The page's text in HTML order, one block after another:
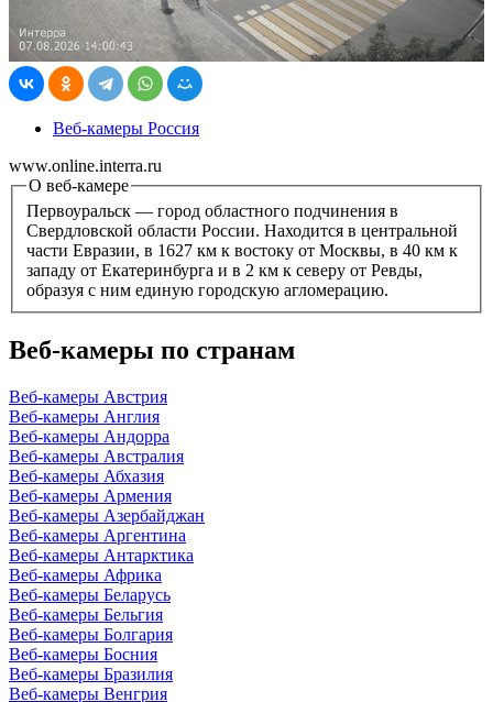
Веб-камеры Россия
www.online.interra.ru
О веб-камере
Первоуральск — город областного подчинения в
Свердловской области России. Находится в центральной
части Евразии, в 1627 км к востоку от Москвы, в 40 км к
западу от Екатеринбурга и в 2 км к северу от Ревды,
образуя с ним единую городскую агломерацию.
Веб-камеры по странам
Веб-камеры Австрия
Веб-камеры Англия
Веб-камеры Андорра
Веб-камеры Австралия
Веб-камеры Абхазия
Веб-камеры Армения
Веб-камеры Азербайджан
Веб-камеры Аргентина
Веб-камеры Антарктика
Веб-камеры Африка
Веб-камеры Беларусь
Веб-камеры Бельгия
Веб-камеры Болгария
Веб-камеры Босния
Веб-камеры Бразилия
Веб-камеры Венгрия